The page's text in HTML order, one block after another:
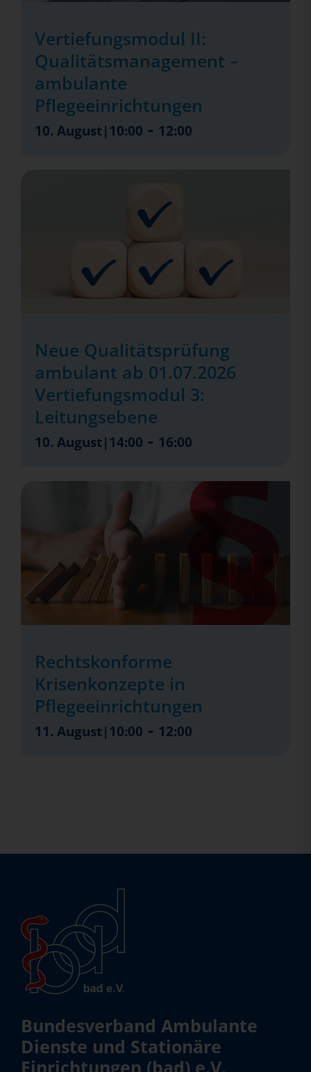
Vertiefungsmodul II:
Qualitätsmanagement –
ambulante
Pflegeeinrichtungen
10. August|10:00 - 12:00
Neue Qualitätsprüfung
ambulant ab 01.07.2026
Vertiefungsmodul 3:
Leitungsebene
10. August|14:00 - 16:00
Rechtskonforme
Krisenkonzepte in
Pflegeeinrichtungen
11. August|10:00 - 12:00
Bundesverband Ambulante
Dienste und Stationäre
Einrichtungen (bad) e.V.